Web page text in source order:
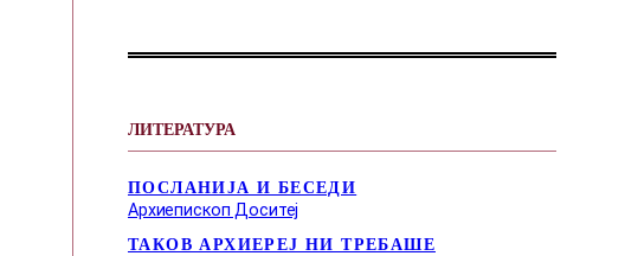
ЛИТЕРАТУРА
ПОСЛАНИЈА И БЕСЕДИ
Архиепископ Доситеј
ТАКОВ АРХИЕРЕЈ НИ ТРЕБАШЕ